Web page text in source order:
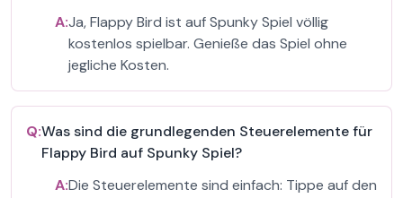
A:Ja, Flappy Bird ist auf Spunky Spiel völlig
kostenlos spielbar. Genieße das Spiel ohne
jegliche Kosten.
Q:Was sind die grundlegenden Steuerelemente für
Flappy Bird auf Spunky Spiel?
A:Die Steuerelemente sind einfach: Tippe auf den